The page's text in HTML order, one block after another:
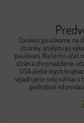
ROZVOZ
Rozvoz
pondelky, stredy a
Pri voľbe
dvoch pracovných
Cookies používame na
stránky, analýzu jej
používaní. Na tento účel
strán a zhromaždené
USA alebo iných
vyjadrujete svoj súhlas s
podrobné